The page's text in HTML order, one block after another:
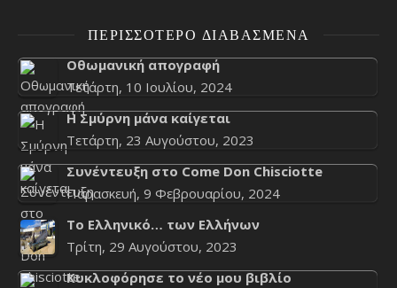
ΠΕΡΙΣΣΌΤΕΡΟ ΔΙΑΒΑΣΜΈΝΑ
Οθωμανική απογραφή
Τετάρτη, 10 Ιουλίου, 2024
Η Σμύρνη μάνα καίγεται
Τετάρτη, 23 Αυγούστου, 2023
Συνέντευξη στο Come Don Chisciotte
Παρασκευή, 9 Φεβρουαρίου, 2024
Το Ελληνικό… των Ελλήνων
Τρίτη, 29 Αυγούστου, 2023
Κυκλοφόρησε το νέο μου βιβλίο